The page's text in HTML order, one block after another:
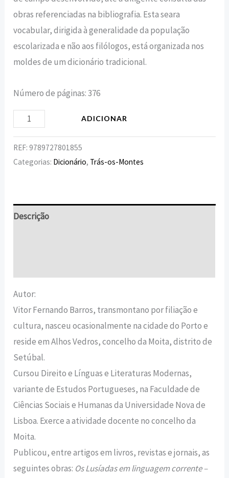
obras referenciadas na bibliografia. Esta seara
vocabular, dirigida à generalidade da população
escolarizada e não aos filólogos, está organizada nos
moldes de um dicionário tradicional.
Número de páginas: 376
ADICIONAR
REF:9789727801855
Categorias: Dicionário, Trás-os-Montes
Descrição
Autor:
Vitor Fernando Barros, transmontano por filiação e
cultura, nasceu ocasionalmente na cidade do Porto e
reside em Alhos Vedros, concelho da Moita, distrito de
Setúbal.
Cursou Direito e Línguas e Literaturas Modernas,
variante de Estudos Portugueses, na Faculdade de
Ciências Sociais e Humanas da Universidade Nova de
Lisboa. Exerce a atividade docente no concelho da
Moita.
Publicou, entre artigos em livros, revistas e jornais, as
seguintes obras: Os Lusíadas em linguagem corrente –